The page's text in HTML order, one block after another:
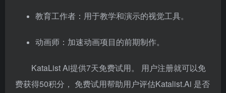
教育工作者：用于教学和演示的视觉工具。
动画师：加速动画项目的前期制作。
KataList Ai提供7天免费试用。 用户注册就可以免
费获得50积分， 免费试用帮助用户评估Katalist.Ai 是否